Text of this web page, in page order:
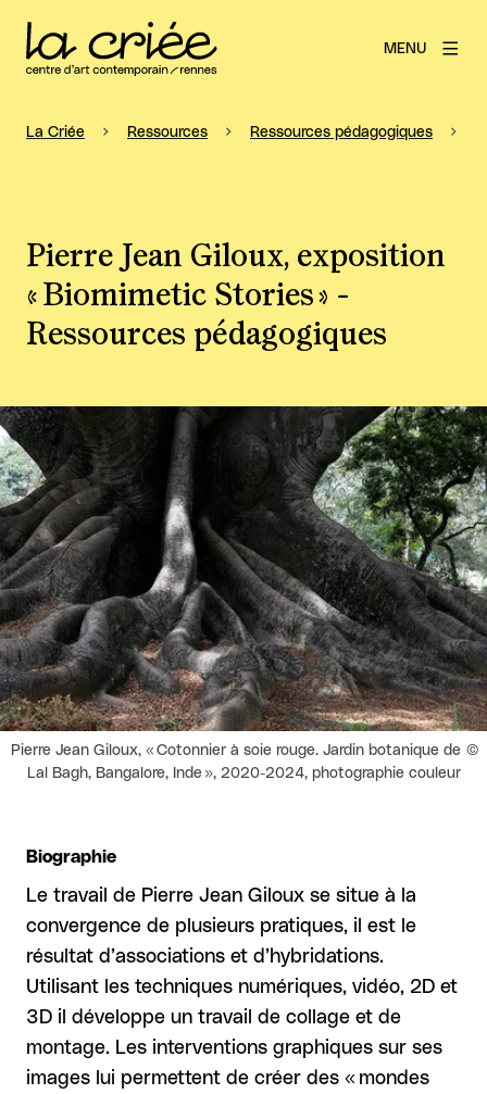
MENU
La Criée Ressources Ressources pédagogiques
Pierre Jean Giloux, exposition
« Biomimetic Stories » -
Ressources pédagogiques
Agrandir
Droits réservés :
Pierre Jean Giloux, « Cotonnier à soie rouge. Jardin botanique de
Lal Bagh, Bangalore, Inde », 2020-2024, photographie couleur
Biographie
Le travail de Pierre Jean Giloux se situe à la
convergence de plusieurs pratiques, il est le
résultat d’associations et d’hybridations.
Utilisant les techniques numériques, vidéo, 2D et
3D il développe un travail de collage et de
montage. Les interventions graphiques sur ses
images lui permettent de créer des « mondes